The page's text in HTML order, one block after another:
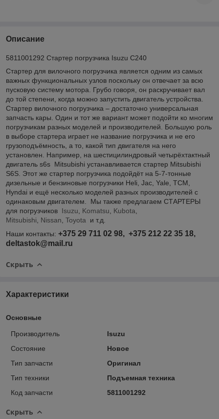
Описание
5811001292 Стартер погрузчика Isuzu C240
Стартер для вилочного погрузчика является одним из самых
важных функциональных узлов поскольку он отвечает за всю
пусковую систему мотора. Грубо говоря, он раскручивает вал
до той степени, когда можно запустить двигатель устройства.
Стартер вилочного погрузчика – достаточно универсальная
запчасть кары. Один и тот же вариант может подойти ко многим
погрузчикам разных моделей и производителей. Большую роль
в выборе стартера играет не название погрузчика и не его
грузоподъёмность, а то, какой тип двигателя на него
установлен. Например, на шестицилиндровый четырёхтактный
двигатель s6s Mitsubishi устанавливается стартер Mitsubishi
S6S. Этот же стартер погрузчика подойдёт на 5-7-тонные
дизельные и бензиновые погрузчики Heli, Jac, Yale, TCM,
Hyndai и ещё несколько моделей разных производителей с
одинаковым двигателем. Мы также предлагаем СТАРТЕРЫ
для погрузчиков Isuzu Komatsu Kubota
Mitsubishi
Nissan Toyota и т.д.
Наши контакты: +375 29 711 02 98, +375 212 22 35 18,
deltastok@mail.ru
Скрыть
Характеристики
Основные
Производитель
Isuzu
Состояние
Новое
Тип запчасти
Оригинал
Тип техники
Подъемная техника
Код запчасти
5811001292
Скрыть